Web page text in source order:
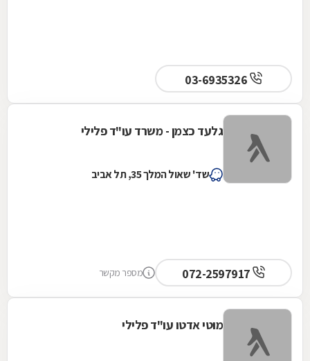
גלעד כצמן - משרד עו"ד פלילי
שד' שאול המלך 35, תל אביב
מספר מקשר
מוטי אדטו עו"ד פלילי